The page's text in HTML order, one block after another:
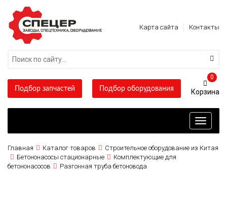
Карта сайта Контакты
Подбор запчастей Подбор оборудования
0
Toggle
Главная Каталог товаров
Строительное оборудование из Китая
Бетононасосы стационарные
Комплектующие для
бетононасосов
Разгонная труба бетоновода